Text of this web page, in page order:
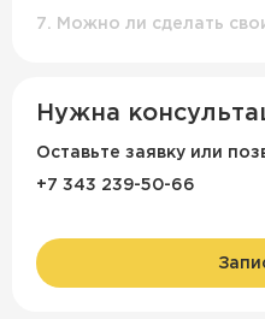
7. Можно ли сделать
Нужна
Оставьте заявку или
+7 343 239-50-66